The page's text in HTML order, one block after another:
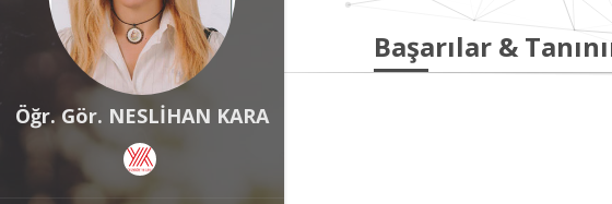
Öğr. Gör. NESLİHAN KARA
Başarılar &